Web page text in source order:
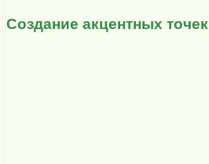
Создание акцентных точек